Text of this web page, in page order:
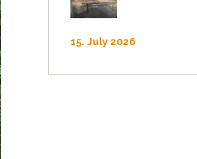
15. July 2026